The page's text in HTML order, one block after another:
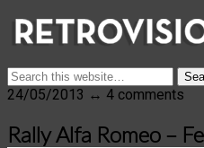
24/05/2013 ↔ 4 comments
Rally Alfa Romeo –